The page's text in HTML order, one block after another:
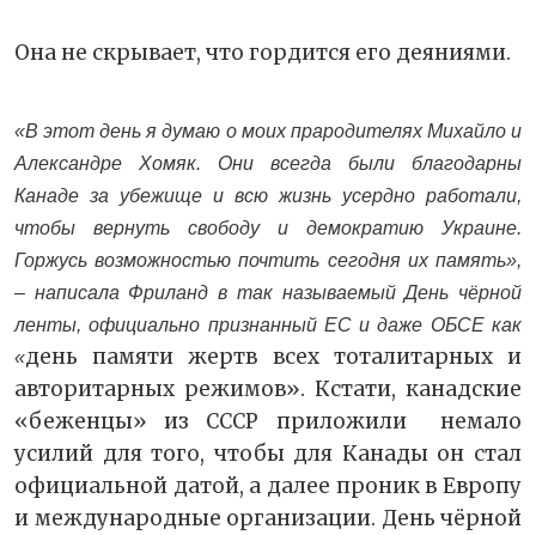
Она не скрывает, что гордится его деяниями.
«В этот день я думаю о моих прародителях Михайло и
Александре Хомяк. Они всегда были благодарны
Канаде за убежище и всю жизнь усердно работали,
чтобы вернуть свободу и демократию Украине.
Горжусь возможностью почтить сегодня их память»,
– написала Фриланд в так называемый День чёрной
ленты, официально признанный ЕС и даже ОБСЕ как
«день памяти жертв всех тоталитарных и
авторитарных режимов». Кстати, канадские
«беженцы» из СССР приложили немало
усилий для того, чтобы для Канады он стал
официальной датой, а далее проник в Европу
и международные организации. День чёрной